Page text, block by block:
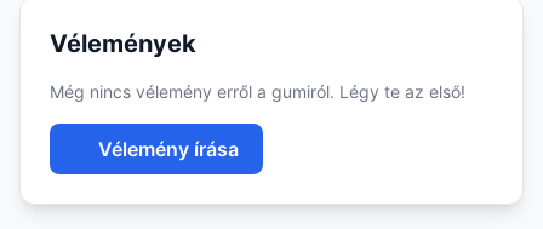
Vélemények
Még nincs vélemény erről a gumiról. Légy te az első!
Vélemény írása